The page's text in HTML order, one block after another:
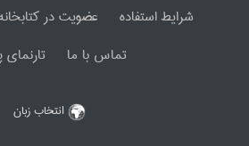
شرایط استفاده
عضویت در
تماس با ما
انتخاب زبان